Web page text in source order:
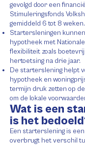
gevolgd door een
Stimuleringsfonds
gemiddeld 6 tot 8 weken.
Startersleningen
hypotheek met
flexibiliteit zoals
hertoetsing na drie jaar.
De starterslening helpt
hypotheek en
termijn druk zetten op
om de lokale
Wat is een
is het
Een starterslening is
overbrugt het verschil